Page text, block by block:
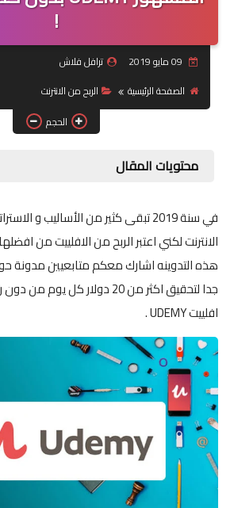
كورسات
العناية
سياحة
قصص
!
ترافل فلاش
الصفحة الرئيسية
الربح من الانترنت
الحجم
محتويات المقال
في سنة 2019 تبقى كثير من الأساليب و
الانترنت لكني اعتبر الربح من الافلييت من
هذه التدوينه اشارك معكم متابعيين مدونة
جدا لتحقيق اكثر من 20 دولار
افلييت UDEMY .